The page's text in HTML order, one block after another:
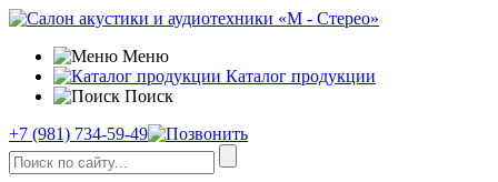
Меню
Каталог продукции
Поиск
+7 (981) 734-59-49